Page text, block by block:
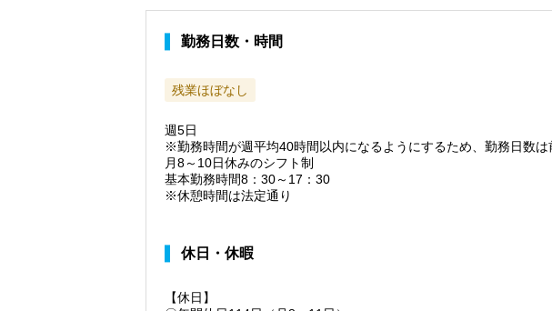
勤務日数・時間
残業ほぼなし
週5日
※勤務時間が週平均40時間以内になるようにするため、勤務日数
月8～10日休みのシフト制
基本勤務時間8：30～17：30
※休憩時間は法定通り
休日・休暇
【休日】